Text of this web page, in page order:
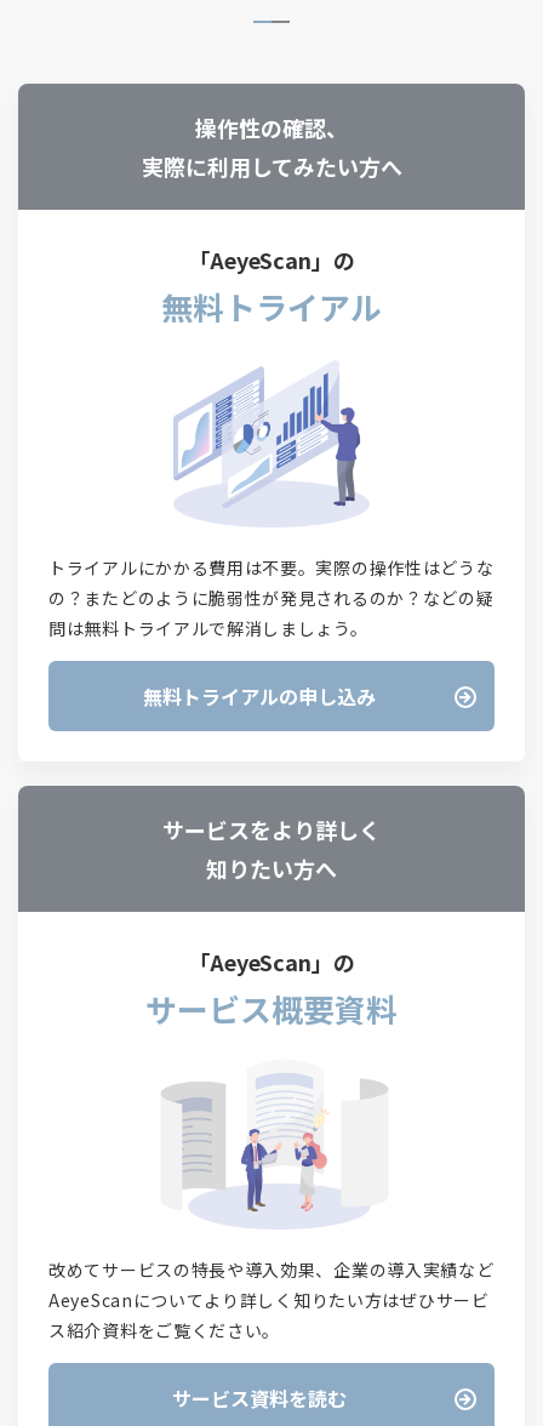
操作性の確認、
実際に利用してみたい方へ
「AeyeScan」の
無料トライアル
トライアルにかかる費用は不要。実際の操作性はどうな
の？またどのように脆弱性が発見されるのか？などの疑
問は無料トライアルで解消しましょう。
無料トライアルの申し込み
サービスをより詳しく
知りたい方へ
「AeyeScan」の
サービス概要資料
改めてサービスの特長や導入効果、企業の導入実績など
AeyeScanについてより詳しく知りたい方はぜひサービ
ス紹介資料をご覧ください。
サービス資料を読む